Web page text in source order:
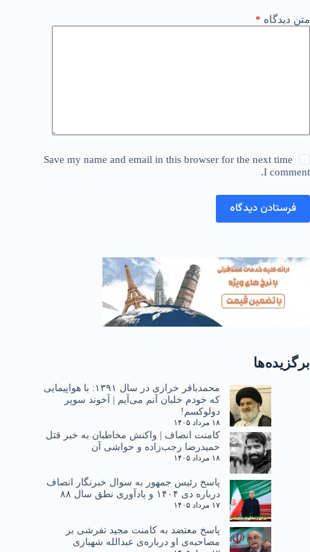
متن دیدگاه *
Save my name and email in this browser for the next time
I comment.
فرستادن دیدگاه
برگزیده‌ها
محمدباقر خرازی در سال ۱۳۹۱: با هواپیمایی
که خودم خلبان آنم می‌آیم | آخوند سوپر
دولوکسم!
۱۸ مرداد ۱۴۰۵
کامنت انصاف | واکنش مخاطبان به خبر قتل
حمیدرضا رجب‌زاده و حواشی آن
۱۸ مرداد ۱۴۰۵
پاسخ رئیس جمهور به سوال خبرنگار انصاف
درباره دی ۱۴۰۴ و یادآوری نطق سال ۸۸
۱۷ مرداد ۱۴۰۵
پاسخ معتضد به کامنت مجید تفرشی بر
مصاحبه‌ی او درباره‌ی عبدالله شهبازی